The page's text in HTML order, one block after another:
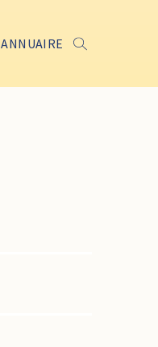
ANNUAIRE